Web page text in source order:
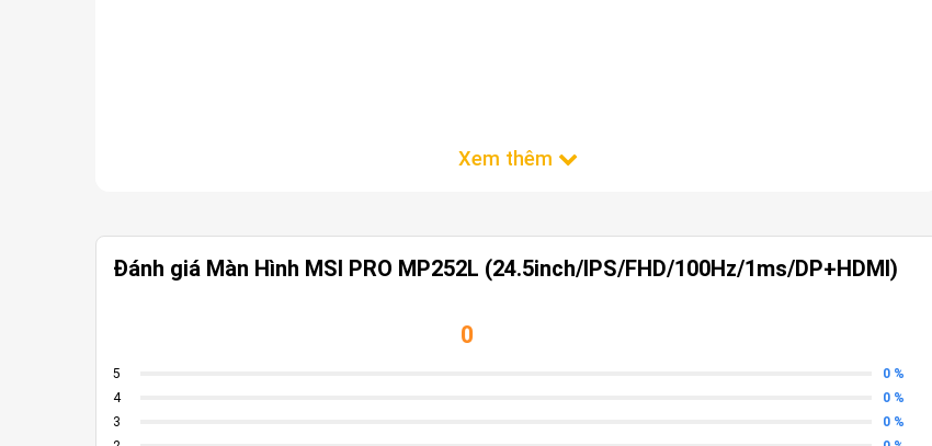
Đánh giá Màn Hình MSI PRO MP252L (24.5inch/IPS/FHD/100Hz/1ms/DP+HDMI)
0
5
0 %
4
0 %
3
0 %